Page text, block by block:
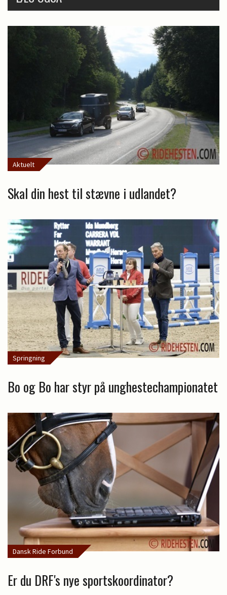
Aktuelt
Skal din hest til stævne i udlandet?
Springning
Bo og Bo har styr på unghestechampionatet
Dansk Ride Forbund
Er du DRF's nye sportskoordinator?